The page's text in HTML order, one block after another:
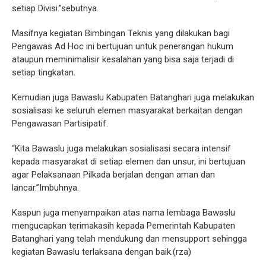
setiap Divisi.”sebutnya.
Masifnya kegiatan Bimbingan Teknis yang dilakukan bagi
Pengawas Ad Hoc ini bertujuan untuk penerangan hukum
ataupun meminimalisir kesalahan yang bisa saja terjadi di
setiap tingkatan.
Kemudian juga Bawaslu Kabupaten Batanghari juga melakukan
sosialisasi ke seluruh elemen masyarakat berkaitan dengan
Pengawasan Partisipatif.
“Kita Bawaslu juga melakukan sosialisasi secara intensif
kepada masyarakat di setiap elemen dan unsur, ini bertujuan
agar Pelaksanaan Pilkada berjalan dengan aman dan
lancar.”Imbuhnya.
Kaspun juga menyampaikan atas nama lembaga Bawaslu
mengucapkan terimakasih kepada Pemerintah Kabupaten
Batanghari yang telah mendukung dan mensupport sehingga
kegiatan Bawaslu terlaksana dengan baik.(rza)